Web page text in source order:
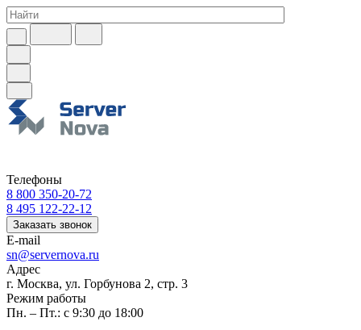
Телефоны
8 800 350-20-72
8 495 122-22-12
Заказать звонок
E-mail
sn@servernova.ru
Адрес
г. Москва, ул. Горбунова 2, стр. 3
Режим работы
Пн. – Пт.: с 9:30 до 18:00